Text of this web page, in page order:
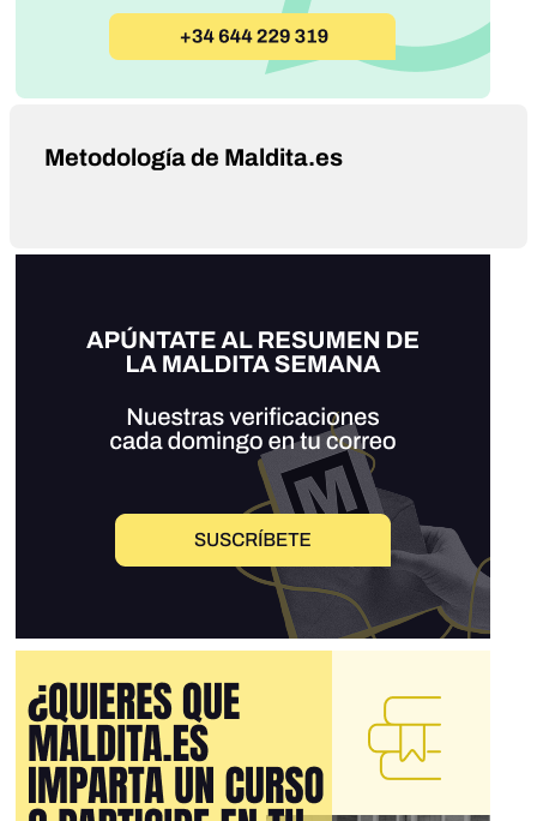
Metodología de Maldita.es